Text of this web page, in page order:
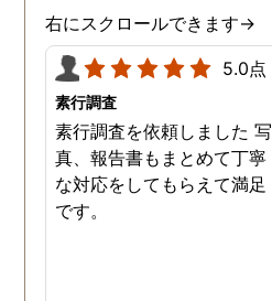
右にスクロールできます→
5.0点
素行調査
素行調査を依頼しました 写
真、報告書もまとめて丁寧
な対応をしてもらえて満足
です。